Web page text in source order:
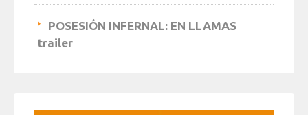
POSESIÓN INFERNAL: EN LLAMAS
trailer